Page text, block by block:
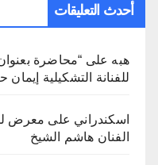
أحدث التعليقات
هبه على “محاضرة
للفنانة التشكيلية إيمان
اسكندراني على معرض
الفنان هاشم الشيخ